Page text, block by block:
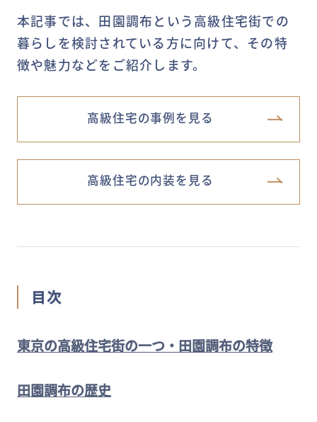
本記事では、田園調布という高級住宅街での
暮らしを検討されている方に向けて、その特
徴や魅力などをご紹介します。
高級住宅の事例を見る
高級住宅の内装を見る
目次
東京の高級住宅街の一つ・田園調布の特徴
田園調布の歴史